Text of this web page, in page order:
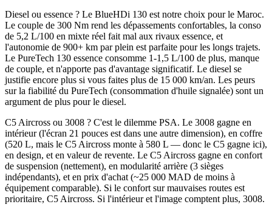
Diesel ou essence ? Le BlueHDi 130 est notre choix pour le Maroc.
Le couple de 300 Nm rend les dépassements confortables, la conso
de 5,2 L/100 en mixte réel fait mal aux rivaux essence, et
l'autonomie de 900+ km par plein est parfaite pour les longs trajets.
Le PureTech 130 essence consomme 1-1,5 L/100 de plus, manque
de couple, et n'apporte pas d'avantage significatif. Le diesel se
justifie encore plus si vous faites plus de 15 000 km/an. Les peurs
sur la fiabilité du PureTech (consommation d'huile signalée) sont un
argument de plus pour le diesel.
C5 Aircross ou 3008 ? C'est le dilemme PSA. Le 3008 gagne en
intérieur (l'écran 21 pouces est dans une autre dimension), en coffre
(520 L, mais le C5 Aircross monte à 580 L — donc le C5 gagne ici),
en design, et en valeur de revente. Le C5 Aircross gagne en confort
de suspension (nettement), en modularité arrière (3 sièges
indépendants), et en prix d'achat (~25 000 MAD de moins à
équipement comparable). Si le confort sur mauvaises routes est
prioritaire, C5 Aircross. Si l'intérieur et l'image comptent plus, 3008.